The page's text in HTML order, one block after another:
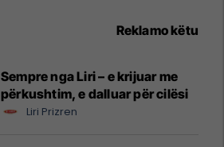
Reklamo këtu
Sempre nga Liri – e krijuar me
përkushtim, e dalluar për cilësi
Liri Prizren